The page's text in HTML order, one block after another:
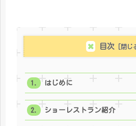
目次
はじめに
ショーレストラン紹介